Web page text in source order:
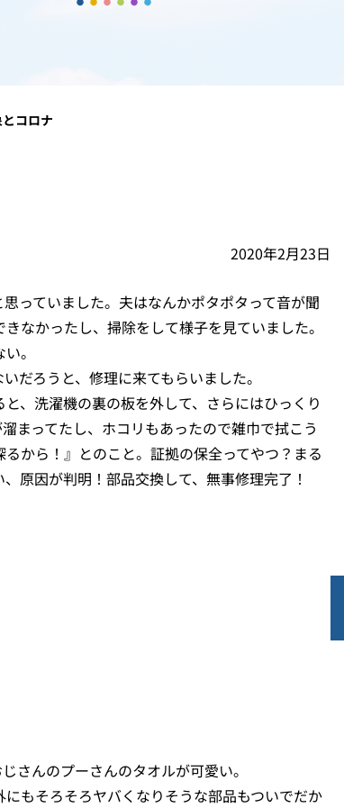
コロナ
2020年2月23日
っていました。夫はなんかポタポタって音が聞
なかったし、掃除をして様子を見ていました。
。
だろうと、修理に来てもらいました。
、洗濯機の裏の板を外して、さらにはひっくり
まってたし、ホコリもあったので雑巾で拭こう
から！』とのこと。証拠の保全ってやつ？まる
原因が判明！部品交換して、無事修理完了！
さんのプーさんのタオルが可愛い。
もそろそろヤバくなりそうな部品もついでだか